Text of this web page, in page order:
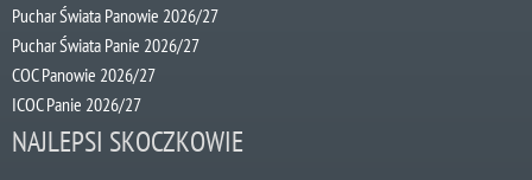
Puchar Świata Panowie 2026/27
Puchar Świata Panie 2026/27
COC Panowie 2026/27
ICOC Panie 2026/27
NAJLEPSI SKOCZKOWIE